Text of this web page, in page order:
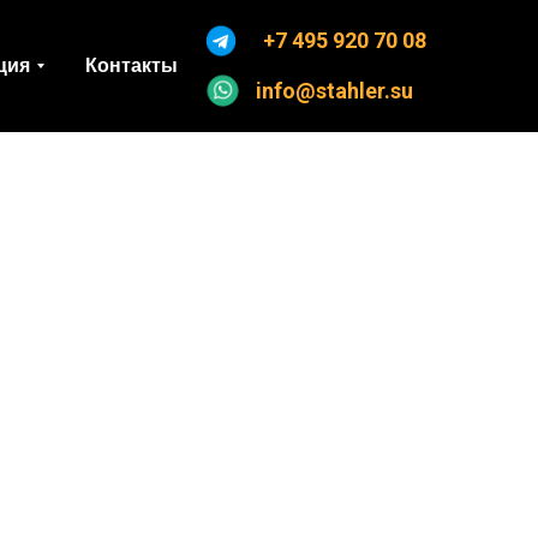
+7 495 920 70 08
info@stahler.su
Контакты